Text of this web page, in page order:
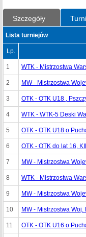
Szczegóły
Lista turniejów
Lp.
1 WTK - Mistrzostwa
2 MW - Mistrzostwa
3 OTK - OTK U18 ,
4 WTK - WTK-5 Deski
5 OTK - OTK U18 o
6 OTK - OTK do lat 16,
7 MW - Mistrzostwa
8 WTK - Mistrzostwa
9 MW - Mistrzostwa
10 MW - Mistrzostwa
11 OTK - OTK U16 o